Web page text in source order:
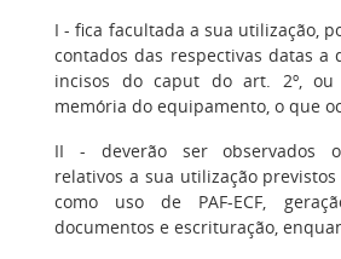
I - fica facultada a sua utilização,
contados das respectivas datas a
incisos do caput do art. 2º,
memória do equipamento, o que
II - deverão ser observados
relativos a sua utilização
como uso de PAF-ECF,
documentos e escrituração,